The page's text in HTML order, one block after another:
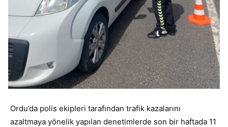
Ordu’da polis ekipleri tarafından trafik kazalarını
azaltmaya yönelik yapılan denetimlerde son bir haftada 11